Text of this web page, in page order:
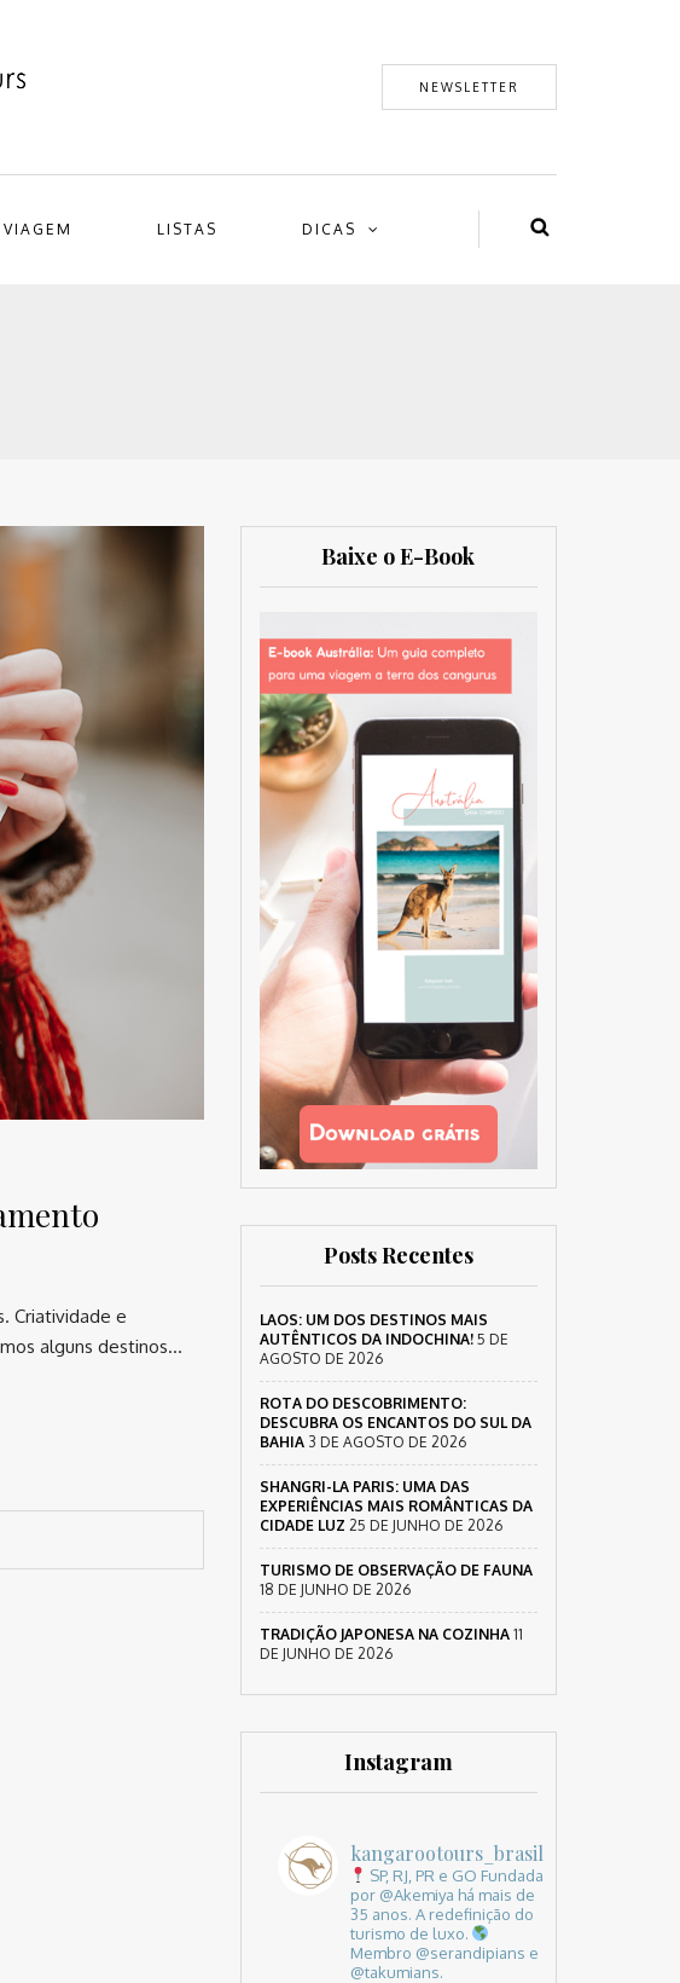
NEWSLETTER
LISTAS DICAS
Criatividade e
alguns destinos…
Baixe o E-Book
Posts Recentes
LAOS: UM DOS DESTINOS MAIS
AUTÊNTICOS DA INDOCHINA! 5 DE
AGOSTO DE 2026
ROTA DO DESCOBRIMENTO:
DESCUBRA OS ENCANTOS DO SUL DA
BAHIA 3 DE AGOSTO DE 2026
SHANGRI-LA PARIS: UMA DAS
EXPERIÊNCIAS MAIS ROMÂNTICAS DA
CIDADE LUZ 25 DE JUNHO DE 2026
TURISMO DE OBSERVAÇÃO DE FAUNA
18 DE JUNHO DE 2026
TRADIÇÃO JAPONESA NA COZINHA 11
DE JUNHO DE 2026
Instagram
kangarootours_brasil
SP, RJ, PR e GO Fundada
por @Akemiya há mais de
35 anos. A redefinição do
turismo de luxo.
Membro @serandipians e
@takumians.